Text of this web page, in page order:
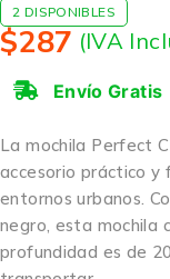
2 DISPONIBLES
$287 (IVA
Envío Gratis
La mochila Perfect
accesorio práctico y
entornos urbanos.
negro, esta mochila
profundidad es de